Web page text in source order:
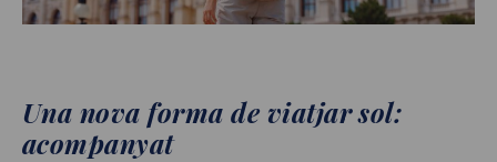
Una nova forma de viatjar sol:
acompanyat